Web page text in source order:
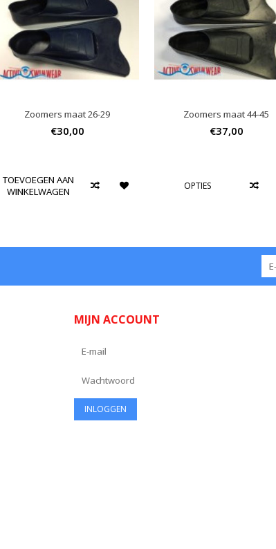
Zoomers maat 26-29
€30,00
TOEVOEGEN AAN
WINKELWAGEN
Zoomers maat 44-45
€37,00
OPTIES
MIJN ACCOUNT